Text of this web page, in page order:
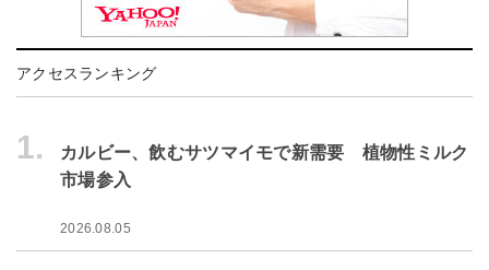
アクセスランキング
1.
カルビー、飲むサツマイモで新需要 植物性ミルク
市場参入
2026.08.05